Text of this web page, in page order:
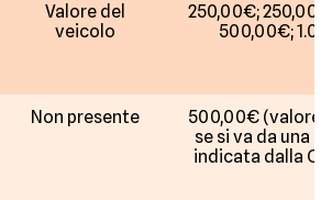
Valore del
veicolo
250,00€;
500,00€;
Non presente
500,00€ (valore
se si va da una
indicata dalla